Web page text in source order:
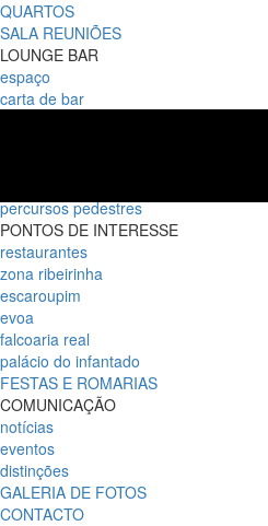
QUARTOS
SALA REUNIÕES
LOUNGE BAR
espaço
carta de bar
percursos pedestres
PONTOS DE INTERESSE
restaurantes
zona ribeirinha
escaroupim
evoa
falcoaria real
palácio do infantado
FESTAS E ROMARIAS
COMUNICAÇÃO
notícias
eventos
distinções
GALERIA DE FOTOS
CONTACTO